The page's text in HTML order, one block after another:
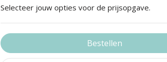
Selecteer jouw opties voor de prijsopgave.
Bestellen